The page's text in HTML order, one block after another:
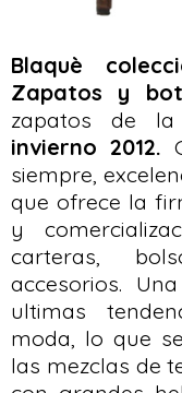
Blaquè
Zapatos y
zapatos de
invierno 2012.
siempre,
que ofrece la
y
carteras,
accesorios.
ultimas
moda, lo que
las mezclas de